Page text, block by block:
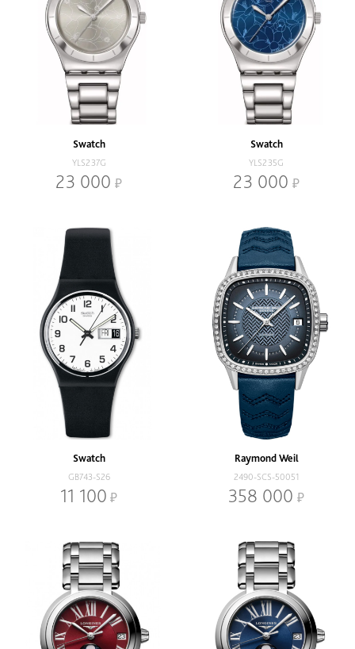
Swatch
YLS237G
23 000
Swatch
YLS235G
23 000
Swatch
GB743-S26
11 100
Raymond Weil
2490-SCS-50051
358 000